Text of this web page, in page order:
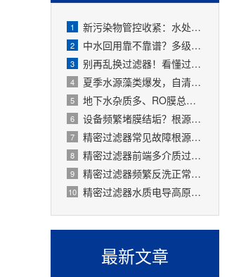
1 新污染物管控收紧：水处理精密过滤器可截留微塑料、微量有害物质
2 中水回用靠不靠谱？多级过滤器层层过滤，出水达标可循环
3 别再乱换过滤器！看懂过滤精度，水处理过滤器少花冤枉钱
4 夏季水源藻类爆发，自清洗过滤器搞定原水预处理难题
5 地下水杂质多、RO膜总报废！一支滤芯过滤器就能大幅延寿
6 设备频繁堵膜结垢？根源就是前置水处理过滤器没配对
7 精密过滤器常见故障根源有哪些？
8 精密过滤器前端多介质过滤失效会怎样？
9 精密过滤器频繁反洗正常吗？
10 精密过滤器水质电导高原因是什么？
最新文章